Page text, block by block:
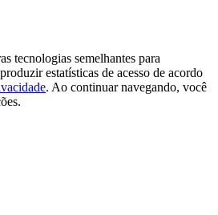
tecnologias semelhantes para
estatísticas de acesso de acordo
. Ao continuar navegando, você